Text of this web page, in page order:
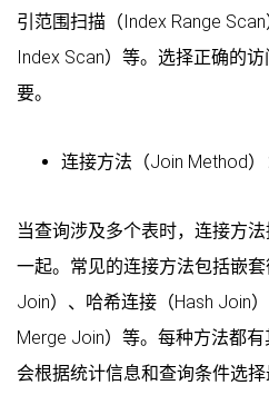
引范围扫描（Index Range
Index Scan）等。选择正确的
要。
连接方法（Join Method）
当查询涉及多个表时，连接方
一起。常见的连接方法包括嵌
Join）、哈希连接（Hash Join
Merge Join）等。每种方法都
会根据统计信息和查询条件选择